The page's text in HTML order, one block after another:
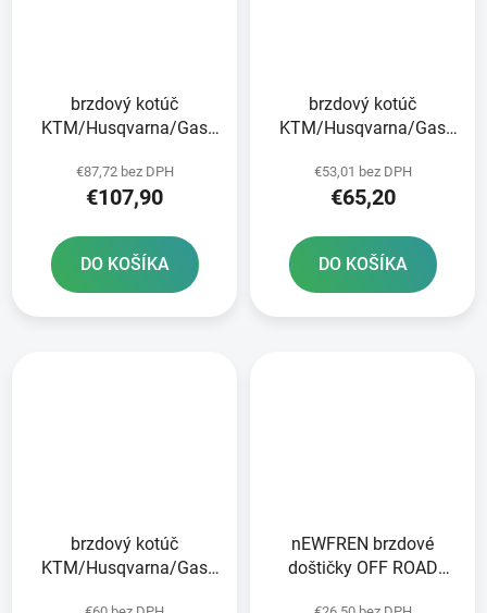
brzdový kotúč
KTM/Husqvarna/Gas
€87,72 bez DPH
€107,90
DO KOŠÍKA
brzdový kotúč
KTM/Husqvarna/Gas
€53,01 bez DPH
€65,20
DO KOŠÍKA
brzdový kotúč
KTM/Husqvarna/Gas
nEWFREN brzdové
doštičky OFF ROAD